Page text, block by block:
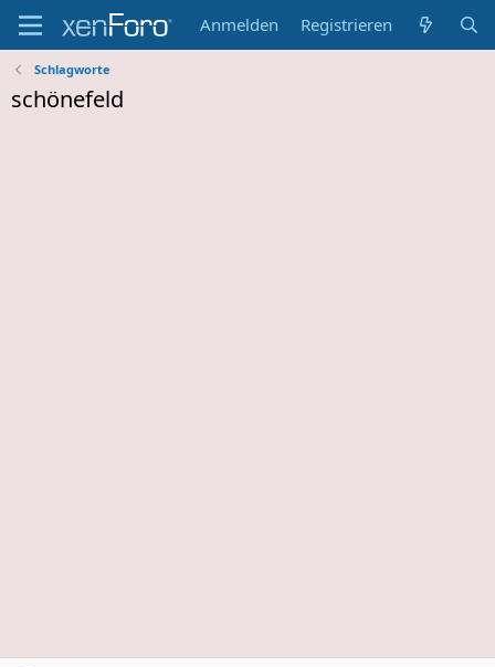
Anmelden Registrieren
Schlagworte
schönefeld